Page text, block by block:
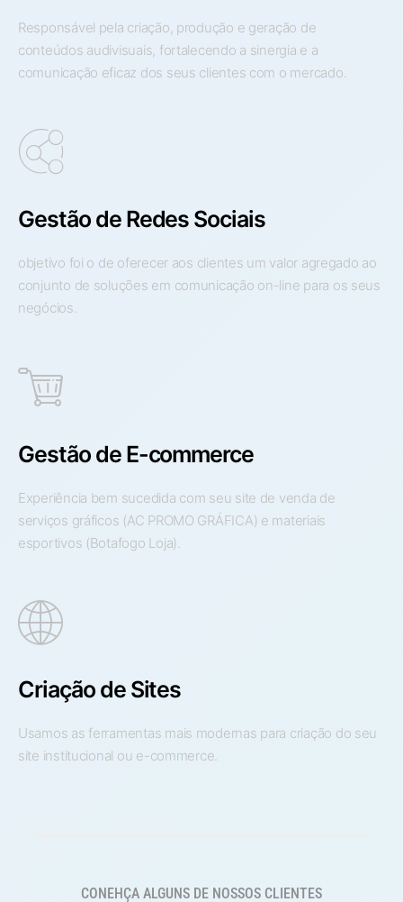
Responsável pela criação, produção e geração de
conteúdos audivisuais, fortalecendo a sinergia e a
comunicação eficaz dos seus clientes com o mercado.
Gestão de Redes Sociais
objetivo foi o de oferecer aos clientes um valor agregado ao
conjunto de soluções em comunicação on-line para os seus
negócios.
Gestão de E-commerce
Experiência bem sucedida com seu site de venda de
serviços gráficos (AC PROMO GRÁFICA) e materiais
esportivos (Botafogo Loja).
Criação de Sites
Usamos as ferramentas mais modernas para criação do seu
site institucional ou e-commerce.
CONEHÇA ALGUNS DE NOSSOS CLIENTES